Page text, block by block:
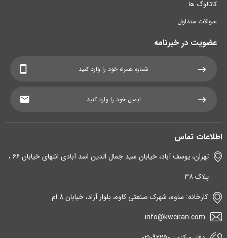
کاتالوگ ها
سوالات متداول
عضویت در خبرنامه
اطلاعات تماس
تهران، یوسف آباد، خیابان سید جمال الدین اسد آبادی انتهای خیابان ۶۶ ،
پلاک ۳۸
کارخانه: ساوه، شهرک صنعتی کاوه، بلوار آزاد، خیابان 8 ام
info@kwciran.com